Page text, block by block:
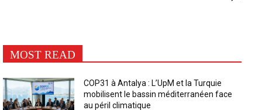
MOST READ
COP31 à Antalya : L’UpM et la Turquie
mobilisent le bassin méditerranéen face
au péril climatique